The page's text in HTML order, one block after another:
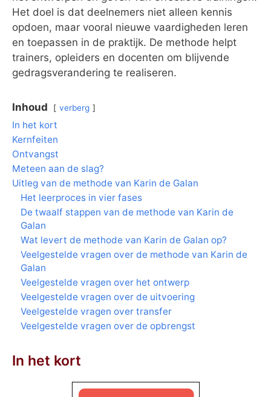
Het doel is dat deelnemers niet alleen kennis
opdoen, maar vooral nieuwe vaardigheden leren
en toepassen in de praktijk. De methode helpt
trainers, opleiders en docenten om blijvende
gedragsverandering te realiseren.
Inhoud verberg
In het kort
Kernfeiten
Ontvangst
Meteen aan de slag?
Uitleg van de methode van Karin de Galan
Het leerproces in vier fases
De twaalf stappen van de methode van Karin de
Galan
Wat levert de methode van Karin de Galan op?
Veelgestelde vragen over de methode van Karin de
Galan
Veelgestelde vragen over het ontwerp
Veelgestelde vragen over de uitvoering
Veelgestelde vragen over transfer
Veelgestelde vragen over de opbrengst
In het kort